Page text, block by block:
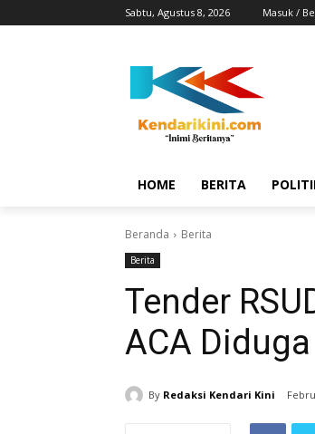
Sabtu, Agustus 8, 2026 Masuk /
HOME BERITA
Beranda Berita
Berita
Tender
ACA
By Redaksi Kendari Kini